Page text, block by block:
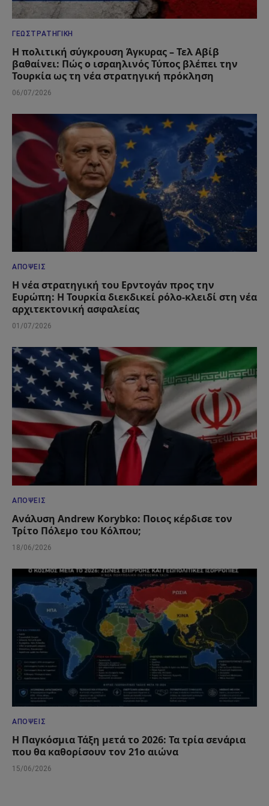
ΓΕΩΣΤΡΑΤΗΓΙΚΉ
Η πολιτική σύγκρουση Άγκυρας – Τελ Αβίβ
βαθαίνει: Πώς ο ισραηλινός Τύπος βλέπει την
Τουρκία ως τη νέα στρατηγική πρόκληση
06/07/2026
ΑΠΌΨΕΙΣ
Η νέα στρατηγική του Ερντογάν προς την
Ευρώπη: Η Τουρκία διεκδικεί ρόλο-κλειδί στη νέα
αρχιτεκτονική ασφαλείας
01/07/2026
ΑΠΌΨΕΙΣ
Ανάλυση Andrew Korybko: Ποιος κέρδισε τον
Τρίτο Πόλεμο του Κόλπου;
18/06/2026
ΑΠΌΨΕΙΣ
Η Παγκόσμια Τάξη μετά το 2026: Τα τρία σενάρια
που θα καθορίσουν τον 21ο αιώνα
15/06/2026